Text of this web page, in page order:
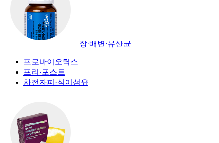
장·배변·유산균
프로바이오틱스
프리·포스트
차전자피·식이섬유